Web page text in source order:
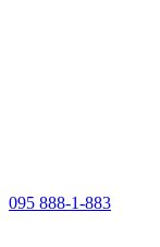
095 888-1-883